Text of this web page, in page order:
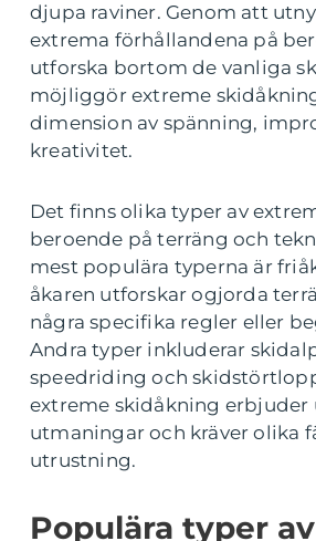
djupa raviner. Genom att
extrema förhållandena på
utforska bortom de vanliga
möjliggör extreme
dimension av spänning,
kreativitet.
Det finns olika typer av
beroende på terräng och
mest populära typerna är
åkaren utforskar ogjorda
några specifika regler eller
Andra typer inkluderar
speedriding och
extreme skidåkning erbjuder
utmaningar och kräver olika
utrustning.
Populära typer